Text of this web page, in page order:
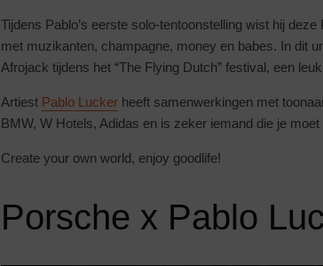
Tijdens Pablo’s eerste solo-tentoonstelling wist hij
met muzikanten, champagne, money en babes. In dit
Afrojack tijdens het “The Flying Dutch” festival, een
Artiest Pablo Lucker heeft samenwerkingen met
BMW, W Hotels, Adidas en is zeker iemand die je moet
Create your own world, enjoy goodlife!
Porsche x Pablo